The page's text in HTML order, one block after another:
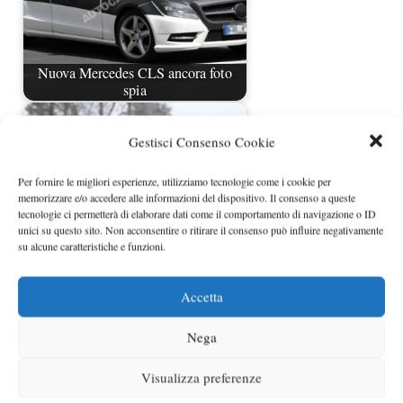
Gestisci Consenso Cookie
Per fornire le migliori esperienze, utilizziamo tecnologie come i cookie per
memorizzare e/o accedere alle informazioni del dispositivo. Il consenso a queste
tecnologie ci permetterà di elaborare dati come il comportamento di navigazione o ID
unici su questo sito. Non acconsentire o ritirare il consenso può influire negativamente
su alcune caratteristiche e funzioni.
Accetta
Nega
Visualizza preferenze
Nuova Mercedes CLS ancora foto
spia
Mercedes G63 AMG foto spia